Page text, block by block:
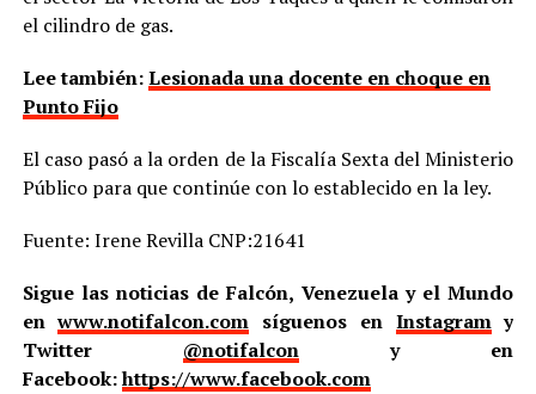
el cilindro de gas.
Lee también:Lesionada una docente en choque en
Punto Fijo
El caso pasó a la orden de la Fiscalía Sexta del Ministerio
Público para que continúe con lo establecido en la ley.
Fuente: Irene Revilla CNP:21641
Sigue las noticias de Falcón, Venezuela y el Mundo
enwww.notifalcon.com síguenos en Instagramy
Twitter @notifalcony en
Facebook:https://www.facebook.com